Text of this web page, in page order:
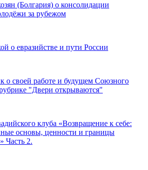
(Болгария) о консолидации
за рубежом
о евразийстве и пути России
о своей работе и будущем Союзного
рубрике "Двери открываются"
клуба «Возвращение к себе:
основы, ценности и границы
Часть 2.